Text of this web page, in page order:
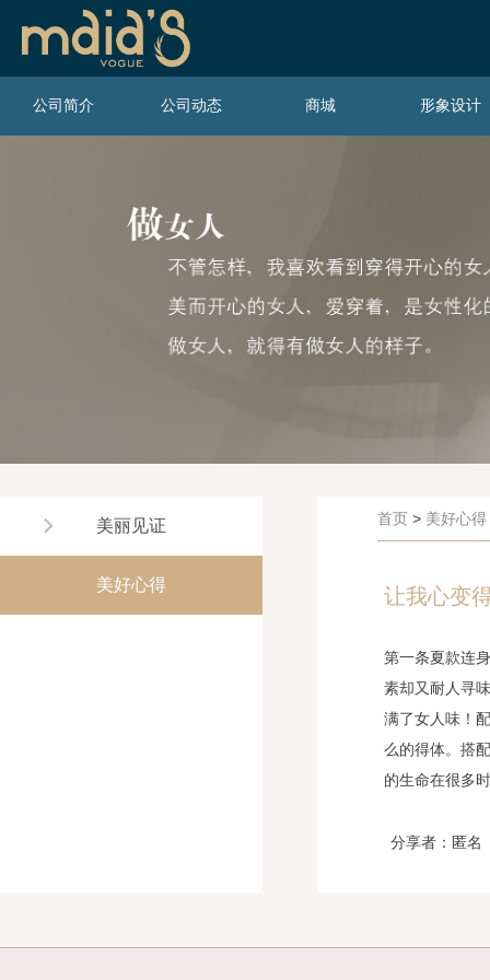
公司简介 公司动态 商城 形象设计
美丽见证
美好心得
首页 > 美好心得
让我心变
第一条夏款连
素却又耐人寻
满了女人味！
么的得体。搭
的生命在很多
分享者：匿